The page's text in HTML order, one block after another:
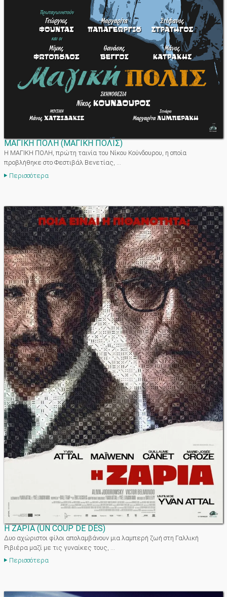
ΜΑΓΙΚΗ ΠΟΛΗ (ΜΑΓΙΚΗ ΠΟΛΙΣ)
Η ΜΑΓΙΚΗ ΠΟΛΗ, πρώτη ταινία του Νίκου Κούνδουρου, η οποία
προβλήθηκε στο Φεστιβάλ Βενετίας, ...
Περισσότερα
Η ΖΑΡΙΑ(UN COUP DE DÉS)
Δυο αχώριστοι φίλοι απολαμβάνουν μια λαμπερή ζωή στη Γαλλική
Ριβιέρα μαζί με τις γυναίκες τους, ...
Περισσότερα